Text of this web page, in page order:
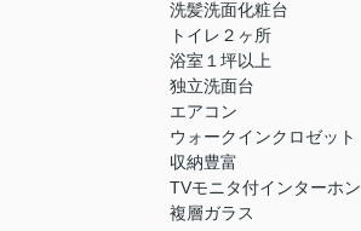
洗髪洗面化粧台
トイレ２ヶ所
浴室１坪以上
独立洗面台
エアコン
ウォークインクロゼット
収納豊富
TVモニタ付インターホン
複層ガラス